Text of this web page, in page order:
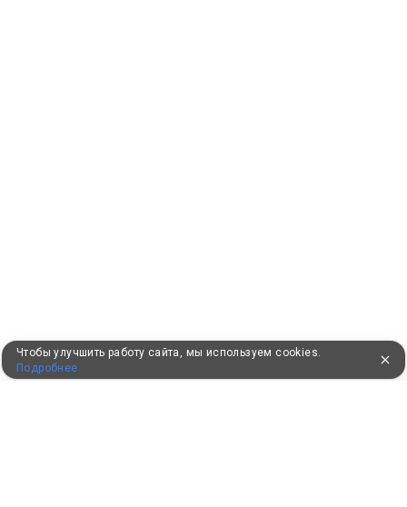
Чтобы улучшить работу сайта, мы используем cookies.
Подробнее